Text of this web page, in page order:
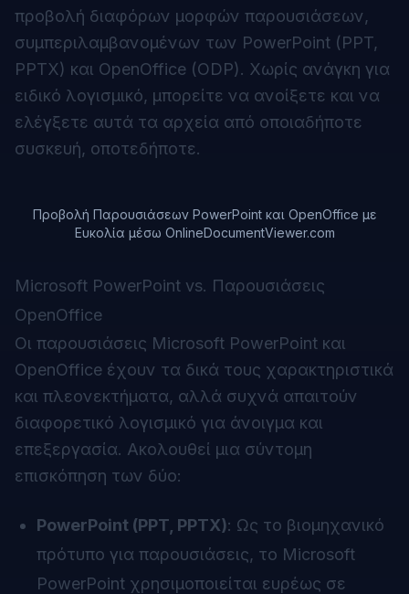
προβολή διαφόρων μορφών παρουσιάσεων,
συμπεριλαμβανομένων των PowerPoint (PPT,
PPTX) και OpenOffice (ODP). Χωρίς ανάγκη για
ειδικό λογισμικό, μπορείτε να ανοίξετε και να
ελέγξετε αυτά τα αρχεία από οποιαδήποτε
συσκευή, οποτεδήποτε.
Προβολή Παρουσιάσεων PowerPoint και OpenOffice με
Ευκολία μέσω OnlineDocumentViewer.com
Microsoft PowerPoint vs. Παρουσιάσεις
OpenOffice
Οι παρουσιάσεις Microsoft PowerPoint και
OpenOffice έχουν τα δικά τους χαρακτηριστικά
και πλεονεκτήματα, αλλά συχνά απαιτούν
διαφορετικό λογισμικό για άνοιγμα και
επεξεργασία. Ακολουθεί μια σύντομη
επισκόπηση των δύο:
PowerPoint (PPT, PPTX): Ως το βιομηχανικό
πρότυπο για παρουσιάσεις, το Microsoft
PowerPoint χρησιμοποιείται ευρέως σε